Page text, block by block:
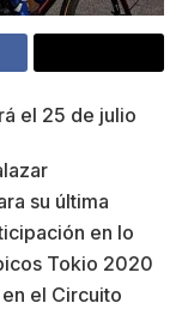
el 25 de julio
su última
en lo
Tokio 2020
el Circuito